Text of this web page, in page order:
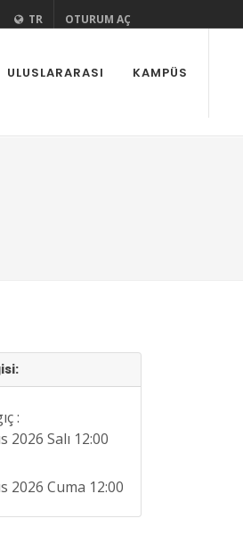
TR OTURUM AÇ
ULUSLARARASI KAMPÜS
:
2026 Salı 12:00
2026 Cuma 12:00